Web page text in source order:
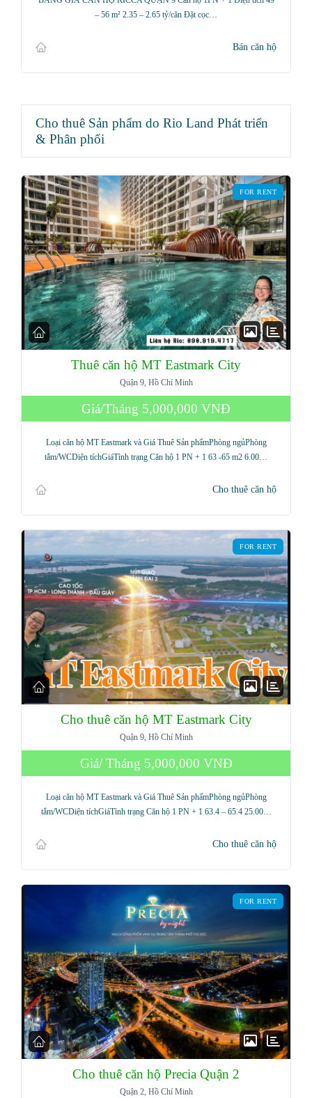
– 56 m² 2.35 – 2.65 tỷ/căn Đặt cọc…
Bán căn hộ
Cho thuê Sản phẩm do Rio Land Phát triển
& Phân phối
FOR RENT
Thuê căn hộ MT Eastmark City
Quận 9, Hồ Chí Minh
Giá/Tháng 5,000,000 VNĐ
Loại căn hộ MT Eastmark và Giá Thuê Sản phẩmPhòng ngủPhòng
tắm/WCDiện tíchGiáTình trạng Căn hộ 1 PN + 1 63 -65 m2 6.00…
Cho thuê căn hộ
FOR RENT
Cho thuê căn hộ MT Eastmark City
Quận 9, Hồ Chí Minh
Giá/ Tháng 5,000,000 VNĐ
Loại căn hộ MT Eastmark và Giá Thuê Sản phẩmPhòng ngủPhòng
tắm/WCDiện tíchGiáTình trạng Căn hộ 1 PN + 1 63.4 – 65.4 25.00…
Cho thuê căn hộ
FOR RENT
Cho thuê căn hộ Precia Quận 2
Quận 2, Hồ Chí Minh